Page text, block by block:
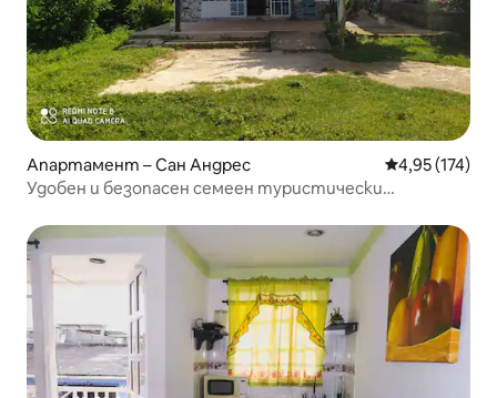
Апартамент – Сан Андрес Средна
4,95 (174)
Удобен и безопасен семеен туристически